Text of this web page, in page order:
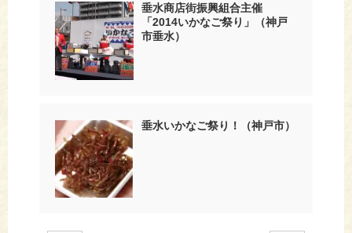
垂水商店街振興組合主催
「2014いかなご祭り」（神戸
市垂水）
垂水いかなご祭り！（神戸市）